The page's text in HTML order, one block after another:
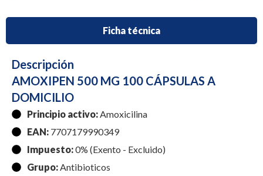
Ficha técnica
Descripción
AMOXIPEN 500 MG 100 CÁPSULAS A
DOMICILIO
Principio activo:Amoxicilina
EAN: 7707179990349
Impuesto:0% (Exento - Excluido)
Grupo:Antibioticos